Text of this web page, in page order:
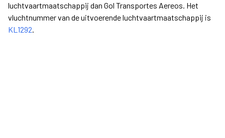
luchtvaartmaatschappij dan Gol Transportes Aereos. Het
vluchtnummer van de uitvoerende luchtvaartmaatschappij is
KL1292.